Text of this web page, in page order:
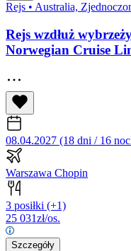
Rejs • Australia,
Rejs wzdłuż
Norwegian Cruise
08.04.2027 (18 dni / 16
Warszawa Chopin
3 posiłki (+1)
25 031zł/os.
Szczegóły